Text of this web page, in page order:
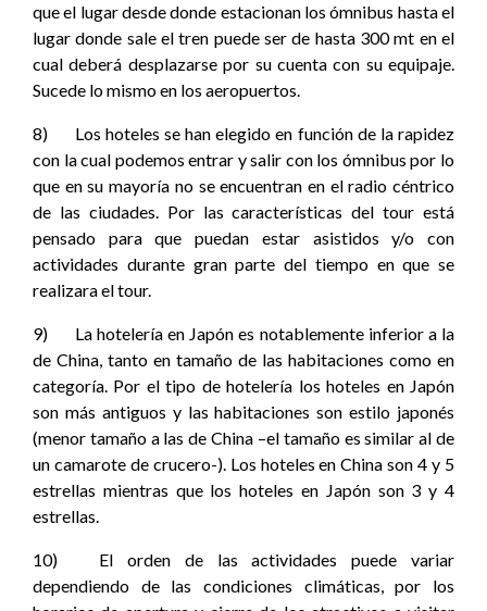
que el lugar desde donde estacionan los ómnibus hasta el
lugar donde sale el tren puede ser de hasta 300 mt en el
cual deberá desplazarse por su cuenta con su equipaje.
Sucede lo mismo en los aeropuertos.
8) Los hoteles se han elegido en función de la rapidez
con la cual podemos entrar y salir con los ómnibus por lo
que en su mayoría no se encuentran en el radio céntrico
de las ciudades. Por las características del tour está
pensado para que puedan estar asistidos y/o con
actividades durante gran parte del tiempo en que se
realizara el tour.
9) La hotelería en Japón es notablemente inferior a la
de China, tanto en tamaño de las habitaciones como en
categoría. Por el tipo de hotelería los hoteles en Japón
son más antiguos y las habitaciones son estilo japonés
(menor tamaño a las de China –el tamaño es similar al de
un camarote de crucero-). Los hoteles en China son 4 y 5
estrellas mientras que los hoteles en Japón son 3 y 4
estrellas.
10) El orden de las actividades puede variar
dependiendo de las condiciones climáticas, por los